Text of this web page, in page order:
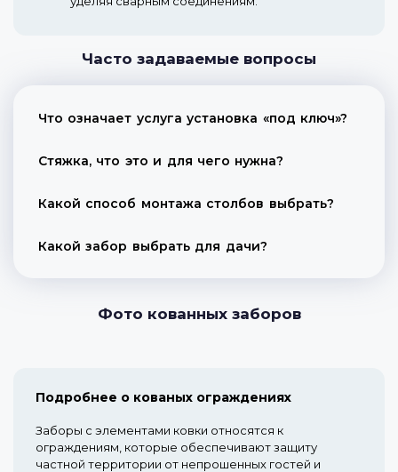
Часто задаваемые вопросы
Что означает услуга установка «под ключ»?
Стяжка, что это и для чего нужна?
Какой способ монтажа столбов выбрать?
Какой забор выбрать для дачи?
Фото кованных заборов
Подробнее о кованых ограждениях
Заборы с элементами ковки относятся к
ограждениям, которые обеспечивают защиту
частной территории от непрошенных гостей и